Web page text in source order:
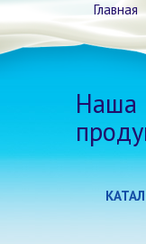
Главная
Наша